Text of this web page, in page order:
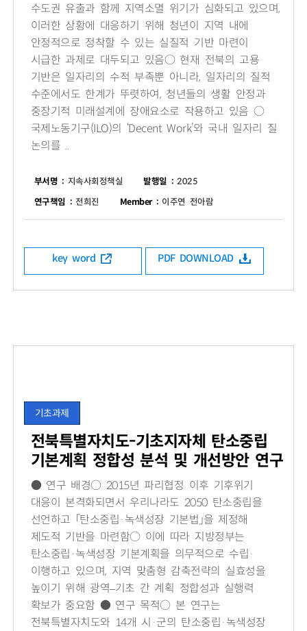
수도권 유출과 함께 지역소멸 위기가 심화되고 있으며,
이러한 상황에 대응하기 위해 청년이 지역 내에
안정적으로 정착할 수 있는 실질적 기반 마련이
시급한 과제로 대두되고 있음○ 현재 전북의 고용
기반은 일자리의 수적 부족뿐 아니라, 일자리의 질적
수준에서도 한계가 뚜렷하여, 청년들의 생활 안정과
중장기적 미래설계에 장애요소로 작용하고 있음 ○
국제노동기구(ILO)의 ‘Decent Work’와 국내 일자리 질
논의를 ..
부서명 : 지속사회정책실 발행일 : 2025
연구책임 : 전희진 Member : 이주연 전아람
key word PDF DOWNLOAD
기초과제
전북특별자치도-기초지자체 탄소중립
기본계획 정합성 분석 및 개선방안 연구
● 연구 배경○ 2015년 파리협정 이후 기후위기
대응이 본격화되면서 우리나라도 2050 탄소중립을
선언하고 「탄소중립·녹색성장 기본법」을 제정해
제도적 기반을 마련함○ 이에 따라 지방정부는
탄소중립·녹색성장 기본계획을 의무적으로 수립·
이행하고 있으며, 지역 맞춤형 감축전략의 실효성을
높이기 위해 광역–기초 간 계획 정합성과 실행력
확보가 중요함 ● 연구 목적○ 본 연구는
전북특별자치도와 14개 시·군의 탄소중립·녹색성장